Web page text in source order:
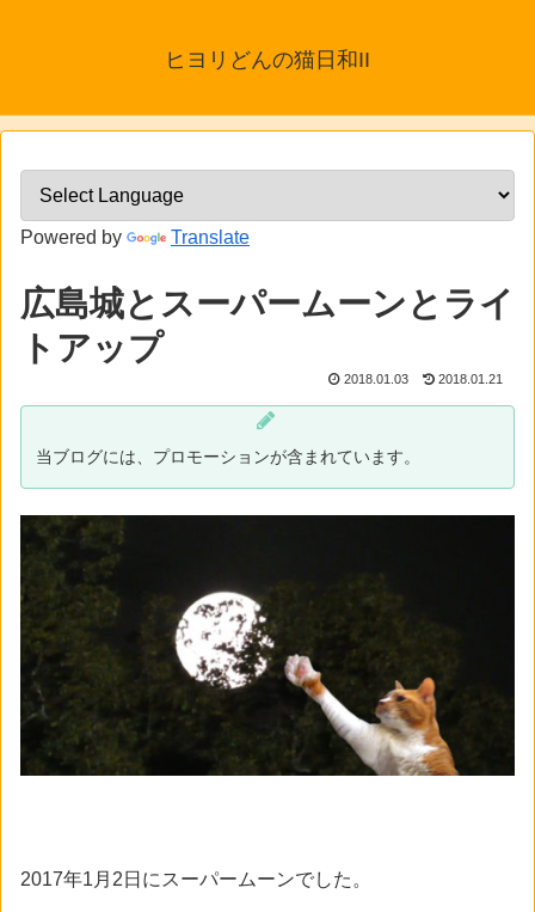
ヒヨリどんの猫日和II
Powered by Translate
広島城とスーパームーンとライ
トアップ
2018.01.03 2018.01.21
当ブログには、プロモーションが含まれています。
2017年1月2日にスーパームーンでした。